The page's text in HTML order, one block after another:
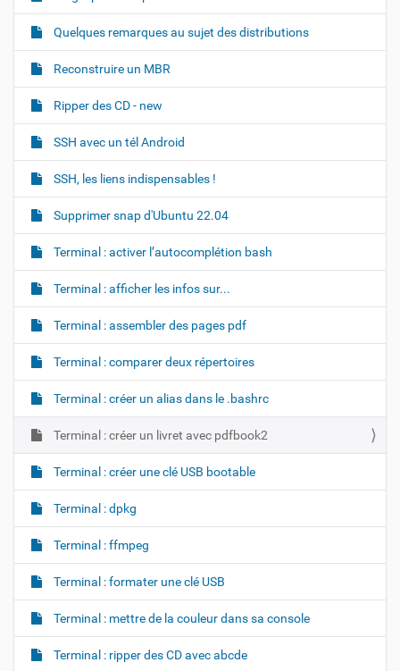
Quelques remarques au sujet des distributions
Reconstruire un MBR
Ripper des CD - new
SSH avec un tél Android
SSH, les liens indispensables !
Supprimer snap d'Ubuntu 22.04
Terminal : activer l’autocomplétion bash
Terminal : afficher les infos sur...
Terminal : assembler des pages pdf
Terminal : comparer deux répertoires
Terminal : créer un alias dans le .bashrc
Terminal : créer un livret avec pdfbook2
Terminal : créer une clé USB bootable
Terminal : dpkg
Terminal : ffmpeg
Terminal : formater une clé USB
Terminal : mettre de la couleur dans sa console
Terminal : ripper des CD avec abcde